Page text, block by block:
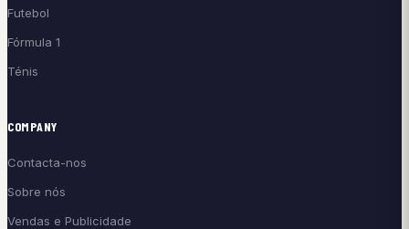
Futebol
Fórmula 1
Ténis
COMPANY
Contacta-nos
Sobre nós
Vendas e Publicidade